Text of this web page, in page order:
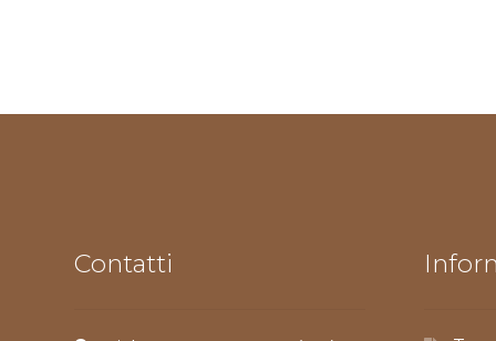
Contatti